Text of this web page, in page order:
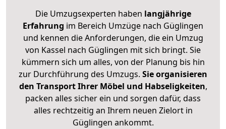
Die Umzugsexperten haben langjährige
Erfahrung im Bereich Umzüge nach Güglingen
und kennen die Anforderungen, die ein Umzug
von Kassel nach Güglingen mit sich bringt. Sie
kümmern sich um alles, von der Planung bis hin
zur Durchführung des Umzugs. Sie organisieren
den Transport Ihrer Möbel und Habseligkeiten,
packen alles sicher ein und sorgen dafür, dass
alles rechtzeitig an Ihrem neuen Zielort in
Güglingen ankommt.